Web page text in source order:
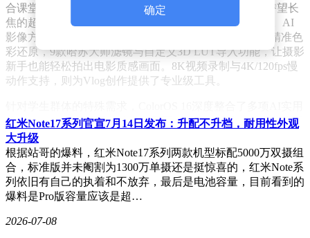
合课堂拍摄PPT或记录文献资料。三星HPE主摄与HP5潜望长
焦的超高像素解析力，即使放大裁切仍能保留清晰细节。AI
影像方面，"丹霞色彩还原镜头"通过多光谱传感器实现精准色
彩还原，9款哈苏大师滤镜与自定义3D LUT导入功能，让摄影
新手也能轻松拍出电影质感画面。8K视频录制与4K/120fps慢
动作支持，则为Vlog创作提供了专业级工具。
功能。AI一键闪记可自动提取网页、PDF中的关键信息并生成
结构化笔记；AI菜单翻译支持19种语言图文点单，一键生成
点餐小程序；AI写作助手能在任意文本输入场景提供内容生
成与润色服务；AI录音摘要则可自动分角色转写课堂录音并
生成重点摘要。这些功能覆盖了从课堂学习到生活实践的多个
场景，显著提升了信息处理效率。
在基础体验方面，6.32英寸直屏设计兼顾了便携性与视觉体
确定
红米Note17系列官宣7月14日发布：升配不升档，耐用性外观
大升级
根据站哥的爆料，红米Note17系列两款机型标配5000万双摄组
合，标准版并未阉割为1300万单摄还是挺惊喜的，红米Note系
列依旧有自己的执着和不放弃，最后是电池容量，目前看到的
爆料是Pro版容量应该是超…
2026-07-08